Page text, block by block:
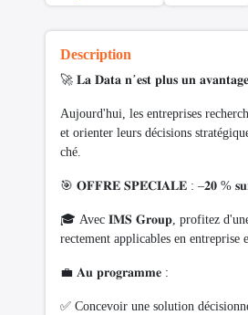
Description
🚀 𝐋𝐚 𝐃𝐚𝐭𝐚 𝐧’𝐞𝐬𝐭 𝐩𝐥𝐮𝐬 𝐮𝐧
Aujourd'hui, les entreprises
et orienter leurs décisions
ché.
🎯 𝐎𝐅𝐅𝐑𝐄 𝐒𝐏𝐄́𝐂𝐈𝐀𝐋𝐄 : –𝟐𝟎 %
🎓 Avec 𝐈𝐌𝐒 𝐆𝐫𝐨𝐮𝐩, profitez d'une
rectement applicables en
💼 𝐀𝐮 𝐩𝐫𝐨𝐠𝐫𝐚𝐦𝐦𝐞 :
✅ Concevoir une solution